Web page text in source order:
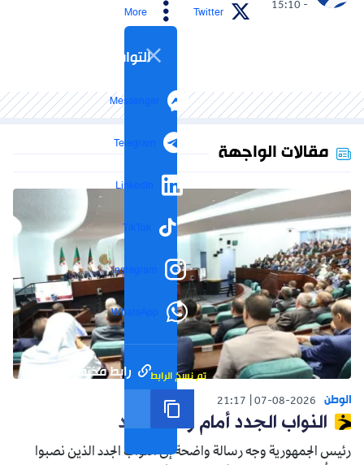
- 15:10
Twitter
More
التواصل الاجتماعي
Messenger
Telegram
LinkedIn
TikTok
Instagram
WhatsApp
رابط مختصر تم نسخ الرابط
مقالات الواجهة
الوطن 07-08-2026
21:17
النواب الجدد أمام واقع جديد
رئيس الجمهورية وجه رسالة واضحة إلى النواب الجدد الذين نصبوا